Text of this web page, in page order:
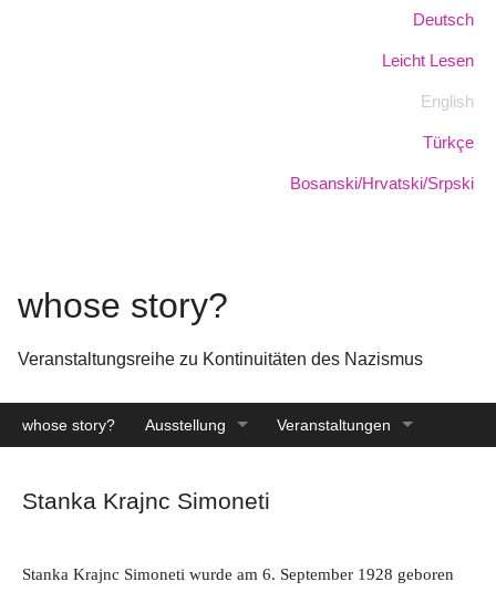
Deutsch
Leicht Lesen
English
Türkçe
Bosanski/Hrvatski/Srpski
whose story?
Veranstaltungsreihe zu Kontinuitäten des Nazismus
whose story? Ausstellung Veranstaltungen
Stanka Krajnc Simoneti
Stanka Krajnc Simoneti wurde am 6. September 1928 geboren